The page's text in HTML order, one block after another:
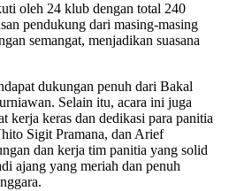
oleh 24 klub dengan total 240
pendukung dari masing-masing
semangat, menjadikan suasana
dukungan penuh dari Bakal
Selain itu, acara ini juga
kerja keras dan dedikasi para panitia
Sigit Pramana, dan Arief
dan kerja tim panitia yang solid
ajang yang meriah dan penuh